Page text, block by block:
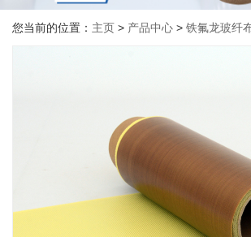
您当前的位置： 主页 > 产品中心 > 铁氟龙玻纤